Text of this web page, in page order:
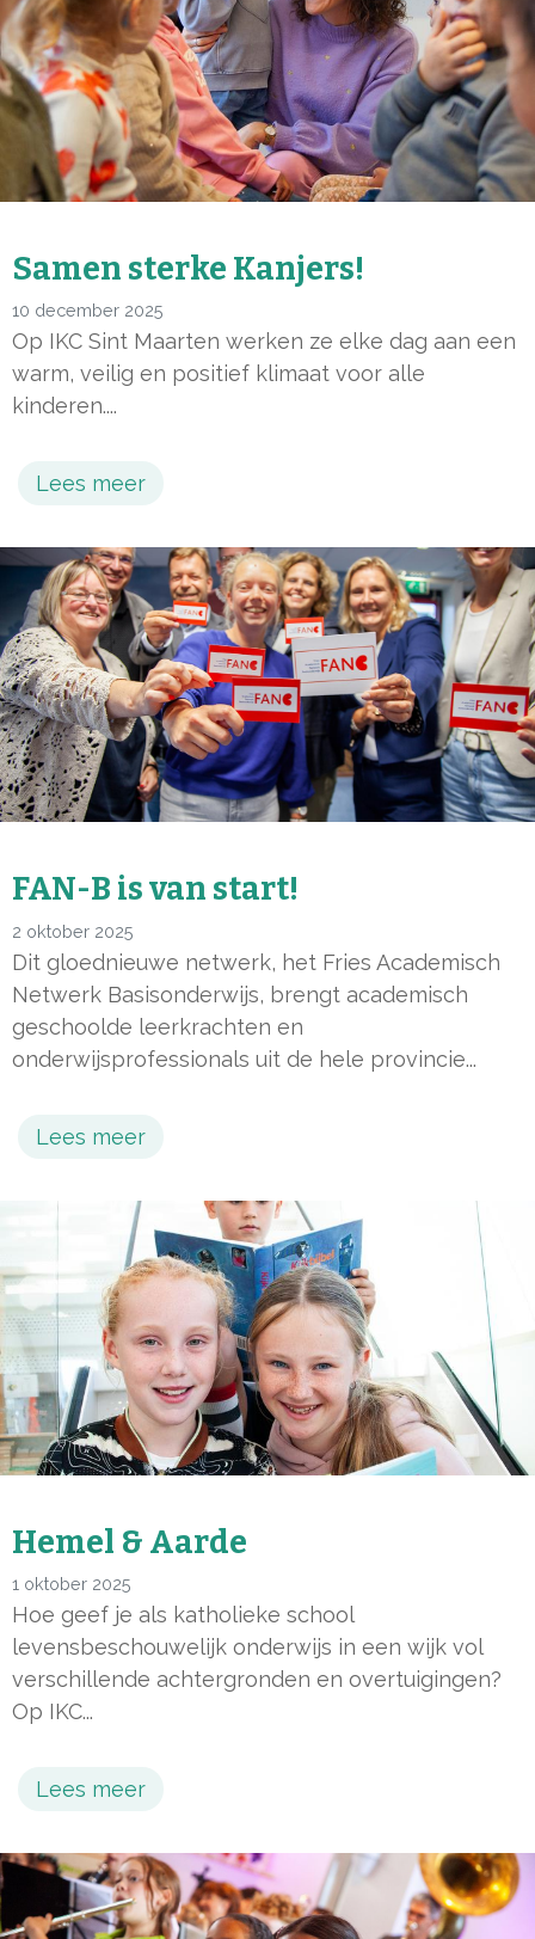
Samen sterke Kanjers!
10 december 2025
Op IKC Sint Maarten werken ze elke dag aan een
warm, veilig en positief klimaat voor alle
kinderen....
Lees meer
FAN-B is van start!
2 oktober 2025
Dit gloednieuwe netwerk, het Fries Academisch
Netwerk Basisonderwijs, brengt academisch
geschoolde leerkrachten en
onderwijsprofessionals uit de hele provincie...
Lees meer
Hemel & Aarde
1 oktober 2025
Hoe geef je als katholieke school
levensbeschouwelijk onderwijs in een wijk vol
verschillende achtergronden en overtuigingen?
Op IKC...
Lees meer